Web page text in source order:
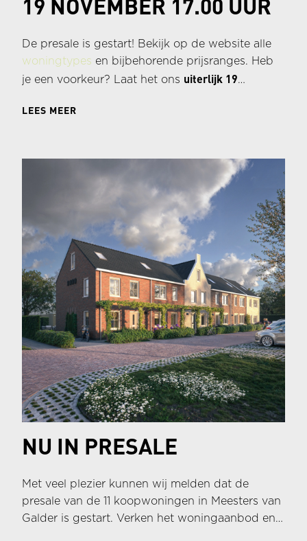
De presale is gestart! Bekijk op de website alle
woningtypes en bijbehorende prijsranges. Heb
je een voorkeur? Laat het ons uiterlijk 19
presale.
LEES MEER
NU IN PRESALE
Met veel plezier kunnen wij melden dat de
presale van de 11 koopwoningen in Meesters van
Galder is gestart. Verken het woningaanbod en